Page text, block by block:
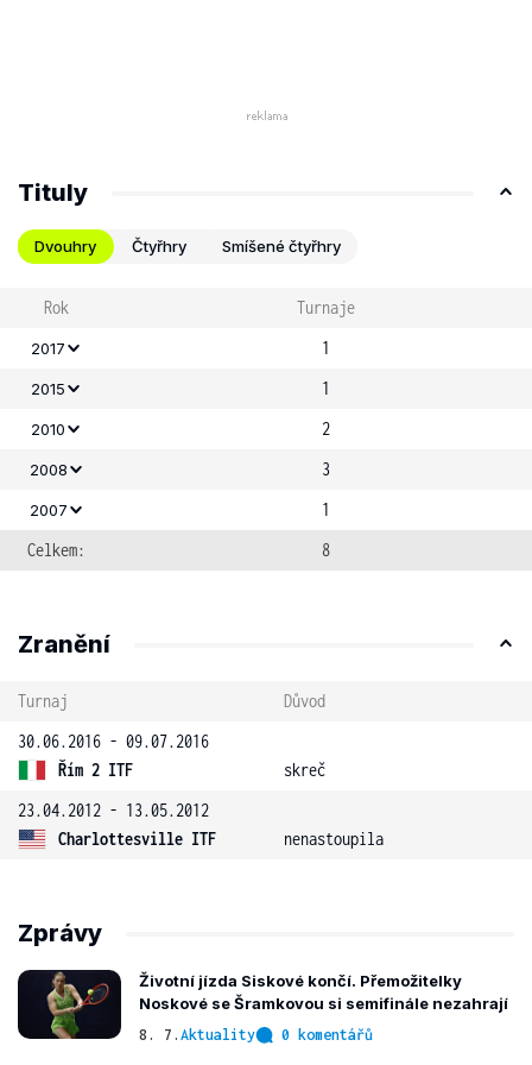
Tituly
Dvouhry Čtyřhry Smíšené čtyřhry
Rok Turnaje
2017 1
2015 1
2010 2
2008 3
2007
1
Celkem:
8
Zranění
Turnaj
Důvod
30.06.2016 - 09.07.2016
Řím 2 ITF
skreč
23.04.2012 - 13.05.2012
Charlottesville ITF
nenastoupila
Zprávy
Životní jízda Siskové končí. Přemožitelky
Noskové se Šramkovou si semifinále nezahrají
8. 7. Aktuality 0 komentářů